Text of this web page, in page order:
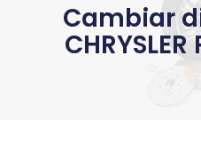
Cambiar
CHRYSLER